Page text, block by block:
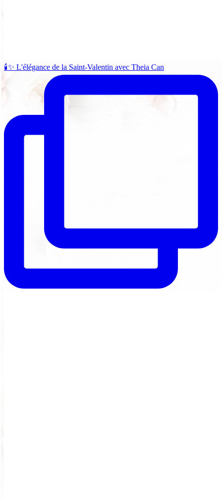
🕯️✨ L'élégance de la Saint-Valentin avec Theia Can